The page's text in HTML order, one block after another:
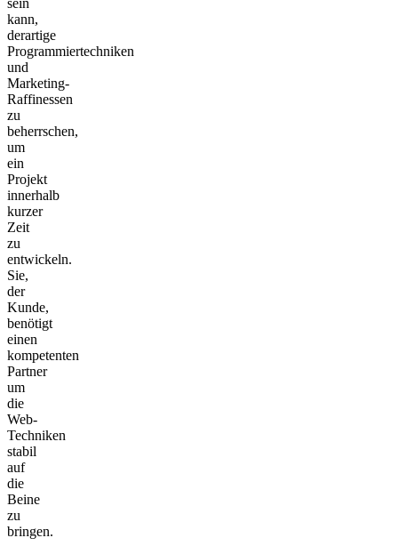
kann,
derartige
Programmiertechniken
und
Marketing-
Raffinessen
zu
beherrschen,
um
ein
Projekt
innerhalb
kurzer
Zeit
zu
entwickeln.
Sie,
der
Kunde,
benötigt
einen
kompetenten
Partner
um
die
Web-
Techniken
stabil
auf
die
Beine
zu
bringen.